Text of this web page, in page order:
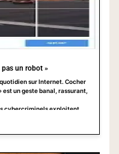
pas un robot »
sur Internet. Cocher
est un geste banal, rassurant,
cybercriminels exploitent